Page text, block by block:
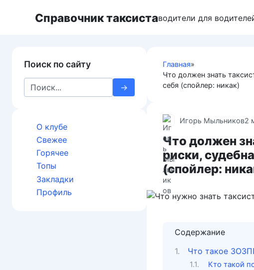
Справочник таксиставодители для
Главная»
Что должен знать
себя (спойлер: никак)
Игорь Мыльников2
Что должен
риски,
(спойлер:
Содержание
Что такое
Кто такой
Поиск по сайту
e
О клубе
Свежее
Горячее
Топы
Закладки
Профиль